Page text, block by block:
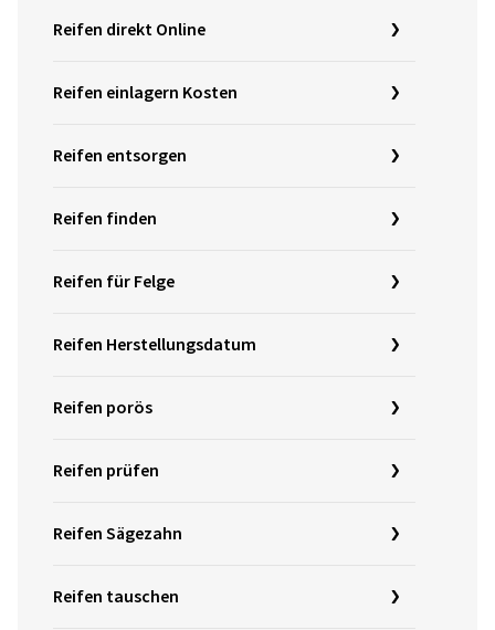
Reifen direkt Online
Reifen einlagern Kosten
Reifen entsorgen
Reifen finden
Reifen für Felge
Reifen Herstellungsdatum
Reifen porös
Reifen prüfen
Reifen Sägezahn
Reifen tauschen